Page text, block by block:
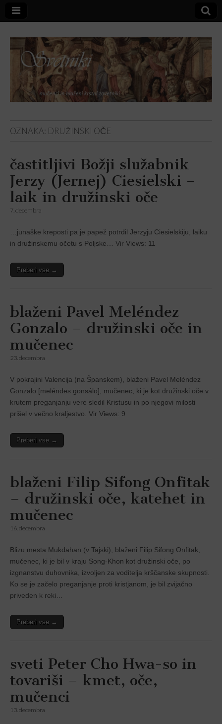
Svetniki,
mučenci in
blaženi
OZNAKA: DRUŽINSKI OČE
častitljivi Božji služabnik
Jerzy (Jernej) Ciesielski –
laik in družinski oče
7. decembra
…junaške kreposti pa je papež potrdil Jerzyju Ciesielskiju, laiku
in družinskemu očetu s Poljske… Vir Views: 11
Preberi vse →
blaženi Pavel Meléndez
Gonzalo – družinski oče in
mučenec
23. decembra
V pokrajini Valencĳa (na Španskem), blaženi Pavel Meléndez
Gonzalo [meléndes gonsálo], mučenec, ki je kot družinski oče v
krutem preganjanju vere sledil Kristusu in po njegovi milosti
prišel v večno kraljestvo. Vir Views: 9
Preberi vse →
blaženi Filip Sifong Onfitak
– družinski oče, katehet in
mučenec
16. decembra
Blizu mesta Mukdahan (v Tajski), blaženi Filip Sifong Onfitak,
mučenec, ki je bil v kraju Song-Khon kot družinski oče, po
izgnanstvu duhovnika, izvoljen za voditelja krščanske skupnosti.
Ko se je začelo preganjanje proti kristjanom, je bil zvijačno
priveden k reki…
Preberi vse →
sveti Peter Cho Hwa-so in
tovariši – kmet, oče,
mučenci
13. decembra